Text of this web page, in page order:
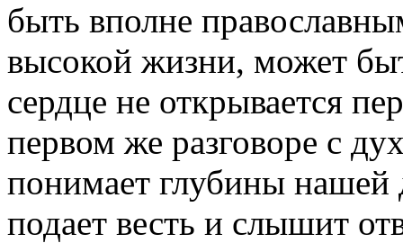
быть вполне
высокой жизни, может
сердце не открывается
первом же разговоре с
понимает глубины
подает весть и слышит